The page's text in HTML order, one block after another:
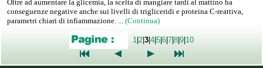
Oltre ad aumentare la glicemia, la scelta di mangiare tardi al mattino ha
conseguenze negative anche sui livelli di trigliceridi e proteina C-reattiva,
parametri chiari di infiammazione. ... (Continua)
1 |2|3|4|5|6|7|8|9|10